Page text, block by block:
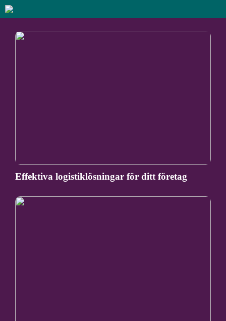
Effektiva logistiklösningar för ditt företag